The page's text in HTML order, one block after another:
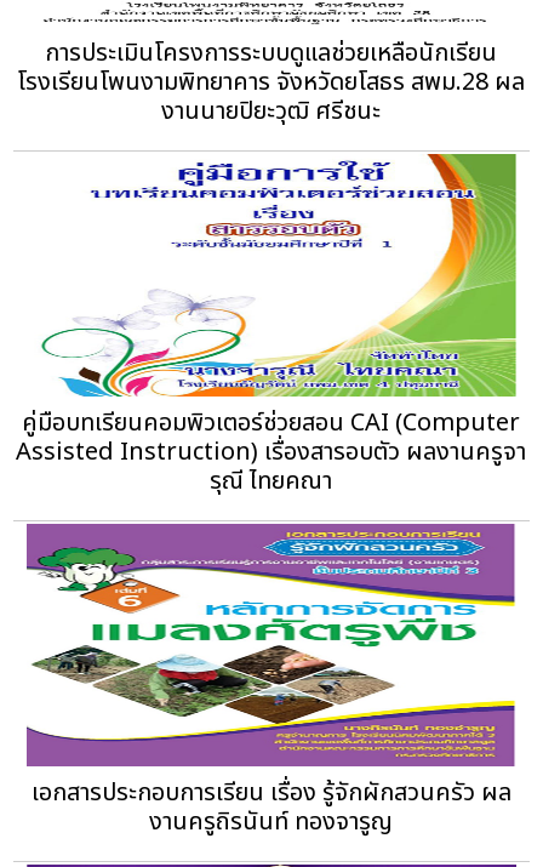
การประเมินโครงการระบบดูแลช่วยเหลือนักเรียน
โรงเรียนโพนงามพิทยาคาร จังหวัดยโสธร สพม.28 ผล
งานนายปิยะวุฒิ ศรีชนะ
คู่มือบทเรียนคอมพิวเตอร์ช่วยสอน CAI (Computer
Assisted Instruction) เรื่องสารอบตัว ผลงานครูจา
รุณี ไทยคณา
เอกสารประกอบการเรียน เรื่อง รู้จักผักสวนครัว ผล
งานครูถิรนันท์ ทองจารูญ